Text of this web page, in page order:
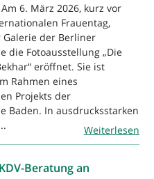
6. März 2026, kurz vor
Frauentag,
der Berliner
die Fotoausstellung „Die
eröffnet. Sie ist
Rahmen eines
Projekts der
Baden. In ausdrucksstarken
Weiterlesen
Beratung an